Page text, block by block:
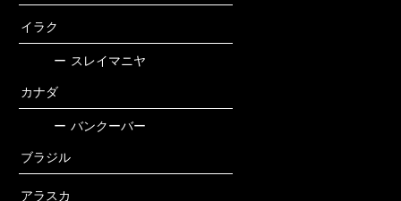
イラク
ー スレイマニヤ
カナダ
ー バンクーバー
ブラジル
アラスカ